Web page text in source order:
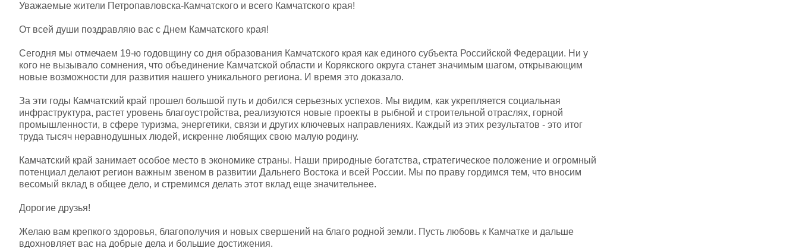
Уважаемые жители Петропавловска‑Камчатского и всего Камчатского края!
От всей души поздравляю вас с Днем Камчатского края!
Сегодня мы отмечаем 19‑ю годовщину со дня образования Камчатского края как единого субъекта Российской Федерации. Ни у
кого не вызывало сомнения, что объединение Камчатской области и Корякского округа станет значимым шагом, открывающим
новые возможности для развития нашего уникального региона. И время это доказало.
За эти годы Камчатский край прошел большой путь и добился серьезных успехов. Мы видим, как укрепляется социальная
инфраструктура, растет уровень благоустройства, реализуются новые проекты в рыбной и строительной отраслях, горной
промышленности, в сфере туризма, энергетики, связи и других ключевых направлениях. Каждый из этих результатов - это итог
труда тысяч неравнодушных людей, искренне любящих свою малую родину.
Камчатский край занимает особое место в экономике страны. Наши природные богатства, стратегическое положение и огромный
потенциал делают регион важным звеном в развитии Дальнего Востока и всей России. Мы по праву гордимся тем, что вносим
весомый вклад в общее дело, и стремимся делать этот вклад еще значительнее.
Дорогие друзья!
Желаю вам крепкого здоровья, благополучия и новых свершений на благо родной земли. Пусть любовь к Камчатке и дальше
вдохновляет вас на добрые дела и большие достижения.